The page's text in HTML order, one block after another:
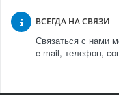
ВСЕГДА НА СВЯЗИ
Связаться с нами
e-mail, телефон,